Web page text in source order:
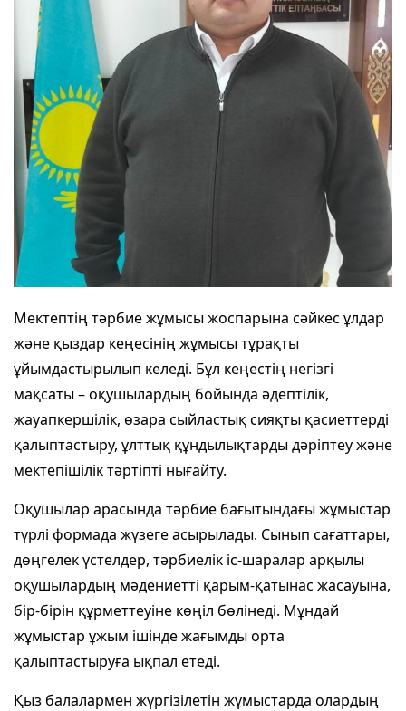
Мектептің тәрбие жұмысы жоспарына сәйкес ұлдар
және қыздар кеңесінің жұмысы тұрақты
ұйымдастырылып келеді. Бұл кеңестің негізгі
мақсаты – оқушылардың бойында әдептілік,
жауапкершілік, өзара сыйластық сияқты қасиеттерді
қалыптастыру, ұлттық құндылықтарды дәріптеу және
мектепішілік тәртіпті нығайту.
Оқушылар арасында тәрбие бағытындағы жұмыстар
түрлі формада жүзеге асырылады. Сынып сағаттары,
дөңгелек үстелдер, тәрбиелік іс-шаралар арқылы
оқушылардың мәдениетті қарым-қатынас жасауына,
бір-бірін құрметтеуіне көңіл бөлінеді. Мұндай
жұмыстар ұжым ішінде жағымды орта
қалыптастыруға ықпал етеді.
Қыз балалармен жүргізілетін жұмыстарда олардың